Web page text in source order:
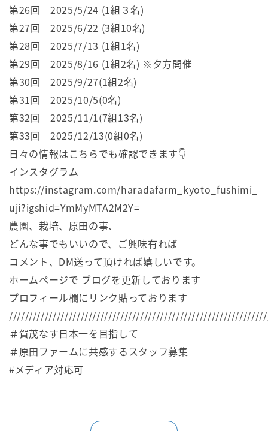
第26回 2025/5/24 (1組３名)
第27回 2025/6/22 (3組10名)
第28回 2025/7/13 (1組1名)
第29回 2025/8/16 (1組2名) ※夕方開催
第30回 2025/9/27(1組2名)
第31回 2025/10/5(0名)
第32回 2025/11/1(7組13名)
第33回 2025/12/13(0組0名)
日々の情報はこちらでも確認できます👇
インスタグラム
https://instagram.com/haradafarm_kyoto_fushimi_
uji?igshid=YmMyMTA2M2Y=
農園、栽培、原田の事、
どんな事でもいいので、ご興味有れば
コメント、DM送って頂ければ嬉しいです。
ホームページで ブログを更新しております
プロフィール欄にリンク貼っております
＃賀茂なす日本一を目指して
＃原田ファームに共感するスタッフ募集
#メディア対応可